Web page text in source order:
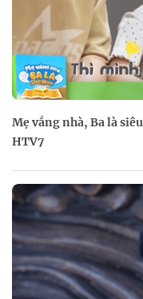
Mẹ vắng nhà, Ba là
HTV7